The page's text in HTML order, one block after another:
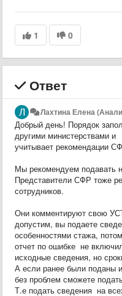
1 0
Ответ
Лахтина Елена
Добрый день! Порядок
другими министерствами
учитывает рекомендации
Мы рекомендуем подавать
Представители СФР тоже
сотрудников.
Они комментируют свою
допустим, вы подаете
особенностями стажа,
отчет по ошибке не
исходные сведения, но
А если ранее были поданы
без проблем сможете
Т.е подать сведения на